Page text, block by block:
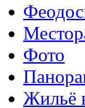
Фото
Жильё